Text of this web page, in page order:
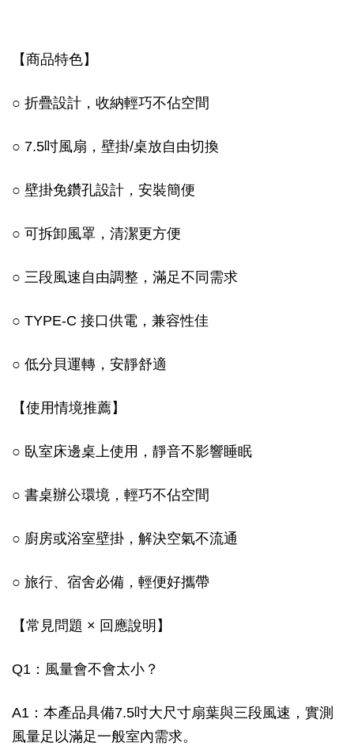
【商品特色】
○ 折疊設計，收納輕巧不佔空間
○ 7.5吋風扇，壁掛/桌放自由切換
○ 壁掛免鑽孔設計，安裝簡便
○ 可拆卸風罩，清潔更方便
○ 三段風速自由調整，滿足不同需求
○ TYPE-C 接口供電，兼容性佳
○ 低分貝運轉，安靜舒適
【使用情境推薦】
○ 臥室床邊桌上使用，靜音不影響睡眠
○ 書桌辦公環境，輕巧不佔空間
○ 廚房或浴室壁掛，解決空氣不流通
○ 旅行、宿舍必備，輕便好攜帶
【常見問題 × 回應說明】
Q1：風量會不會太小？
A1：本產品具備7.5吋大尺寸扇葉與三段風速，實測
風量足以滿足一般室內需求。